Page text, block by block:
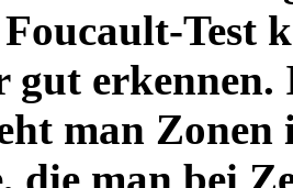
Test
gut
man Zonen
die man bei